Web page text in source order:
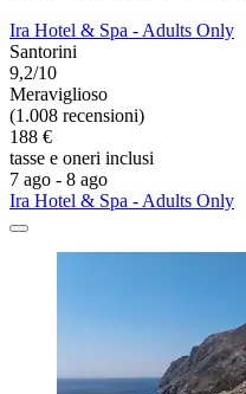
Ira Hotel & Spa - Adults Only
Santorini
9,2/10
Meraviglioso
(1.008 recensioni)
188 €
tasse e oneri inclusi
7 ago - 8 ago
Ira Hotel & Spa - Adults Only